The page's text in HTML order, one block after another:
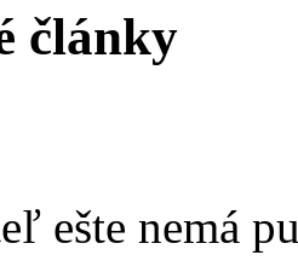
články
ešte nemá